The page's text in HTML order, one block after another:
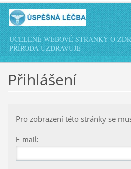
UCELENÉ WEBOVÉ STRÁNKY O
PŘÍRODA UZDRAVUJE
Přihlášení
Pro zobrazení této stránky se
E-mail: